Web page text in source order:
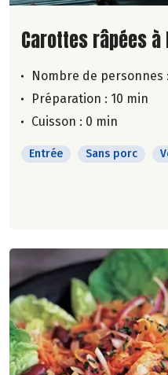
Lire la suite de la
Carottes râpées à
Nombre de personnes :
Préparation : 10 min
Cuisson : 0 min
Entrée Sans porc